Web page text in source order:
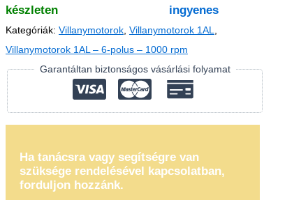
készleten
ingyenes
Kategóriák: Villanymotorok, Villanymotorok 1AL,
Villanymotorok 1AL – 6-polus – 1000 rpm
Garantáltan biztonságos vásárlási folyamat
Ha tanácsra vagy segítségre van
szüksége rendelésével kapcsolatban,
forduljon hozzánk.